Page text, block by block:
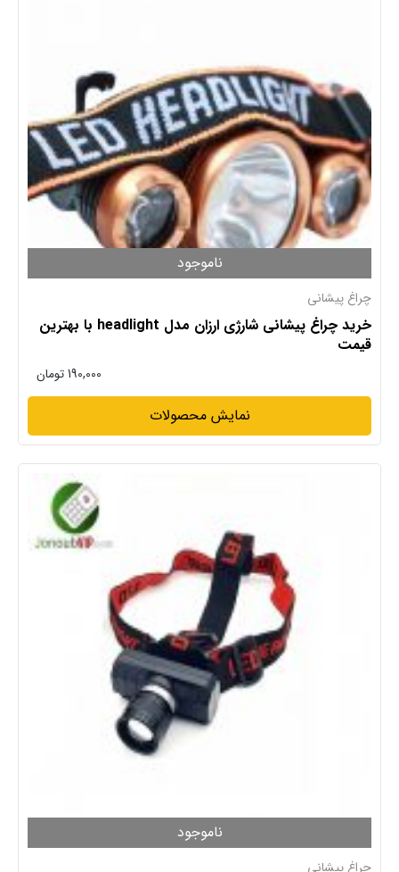
ناموجود
چراغ پیشانی
خرید چراغ پیشانی شارژی ارزان مدل headlight با بهترین
قیمت
190,000تومان
نمایش محصولات
ناموجود
چراغ پیشانی